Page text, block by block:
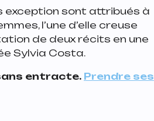
exception sont attribués à
l’une d’elle creuse
de deux récits en une
Sylvia Costa.
entracte. Prendre ses